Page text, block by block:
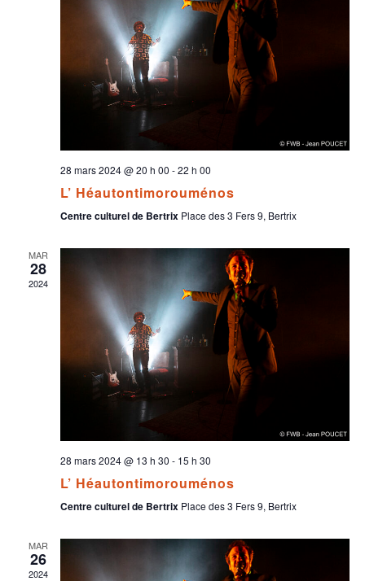
28 mars 2024 @ 20 h 00 -22 h 00
L’ Héautontimorouménos
Centre culturel de Bertrix Place des 3 Fers 9, Bertrix
MAR
28
2024
28 mars 2024 @ 13 h 30 - 15 h 30
L’ Héautontimorouménos
Centre culturel de Bertrix Place des 3 Fers 9, Bertrix
MAR
26
2024